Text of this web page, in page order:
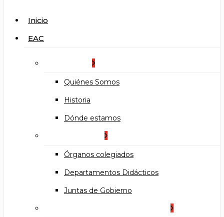
search
Menu
Inicio
EAC
Quiénes Somos
Historia
Dónde estamos
Órganos colegiados
Departamentos Didácticos
Juntas de Gobierno